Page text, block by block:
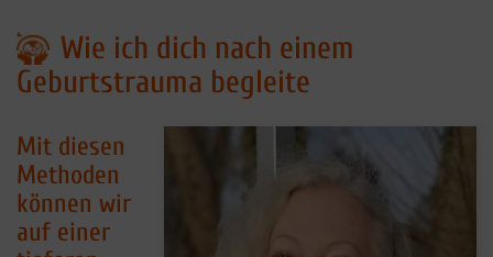
Wie ich dich nach einem
Geburtstrauma begleite
Mit diesen
Methoden
können wir
auf einer